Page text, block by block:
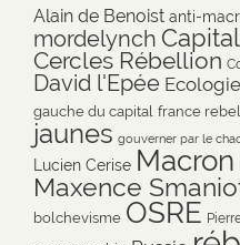
Alain de Benoist anti-
mordelynch Capital
Cercles Rébellion
David l'Epée Ecologie
gauche du capital france
jaunes gouverner par le
Lucien Cerise Macron
Maxence
bolchevisme OSRE